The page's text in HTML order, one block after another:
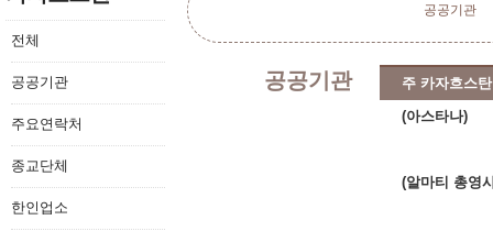
전체
공공기관
주요연락처
종교단체
한인업소
공공기관
공공기관
주 카자흐스
(아스타나)
(알마티 총영